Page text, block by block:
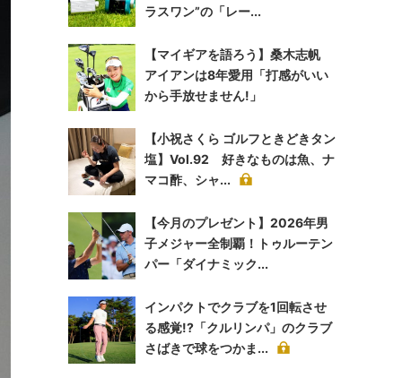
ラスワン”の「レー...
【マイギアを語ろう】桑木志帆
アイアンは8年愛用「打感がいい
から手放せません!」
【小祝さくら ゴルフときどきタン
塩】Vol.92 好きなものは魚、ナ
マコ酢、シャ...
【今月のプレゼント】2026年男
子メジャー全制覇！トゥルーテン
パー「ダイナミック...
インパクトでクラブを1回転させ
る感覚!?「クルリンパ」のクラブ
さばきで球をつかま...